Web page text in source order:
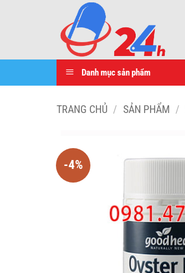
Danh mục sản phẩm
TRANG CHỦ / SẢN PHẨM /
-4%